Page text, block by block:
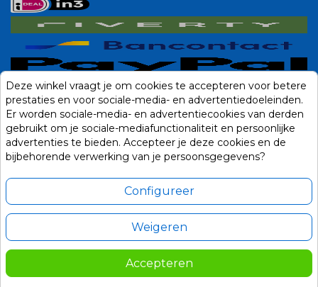
Deze winkel vraagt je om cookies te accepteren voor betere
prestaties en voor sociale-media- en advertentiedoeleinden.
Er worden sociale-media- en advertentiecookies van derden
gebruikt om je sociale-mediafunctionaliteit en persoonlijke
advertenties te bieden. Accepteer je deze cookies en de
bijbehorende verwerking van je persoonsgegevens?
Configureer
Weigeren
Accepteren